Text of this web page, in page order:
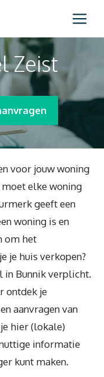
Zeist
voor jouw woning
moet elke woning
geeft een
woning is en
om het
je huis verkopen?
in Bunnik verplicht.
ontdek je
aanvragen van
hier (lokale)
informatie
kunt maken.